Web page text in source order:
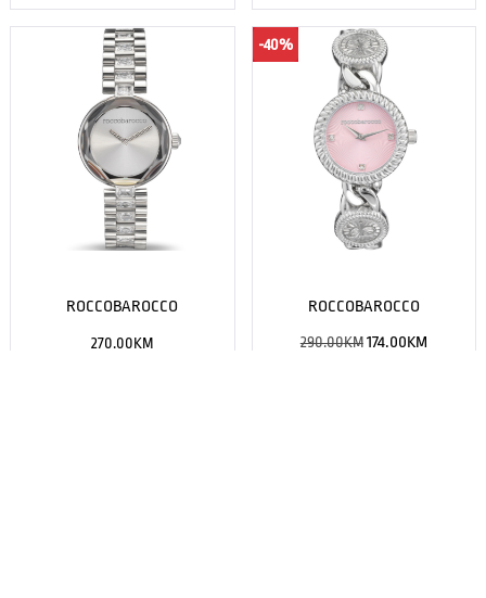
ROCCOBAROCCO
270.00KM
-40%
ROCCOBAROCCO
290.00KM 174.00KM